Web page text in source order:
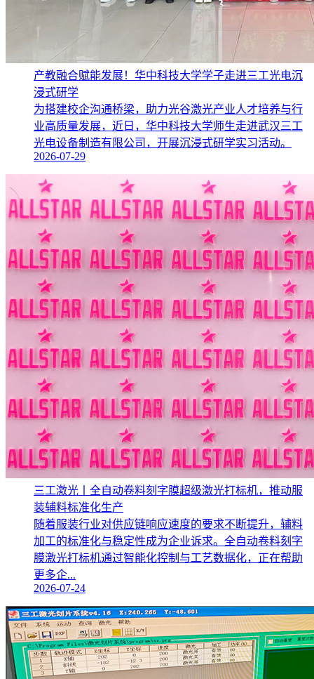
产教融合赋能发展！华中科技大学学子走进三工光电沉
浸式研学
为搭建校企沟通桥梁，助力光谷激光产业人才培养与行
业高质量发展，近日，华中科技大学师生走进武汉三工
光电设备制造有限公司，开展沉浸式研学实习活动。
2026-07-29
三工激光丨全自动卷料刻字膜超级激光打标机，推动服
装辅料标准化生产‌
随着服装行业对供应链响应速度的要求不断提升，辅料
加工的标准化与稳定性成为企业诉求。全自动卷料刻字
膜激光打标机通过智能化控制与工艺数据化，正在帮助
更多企...
2026-07-24